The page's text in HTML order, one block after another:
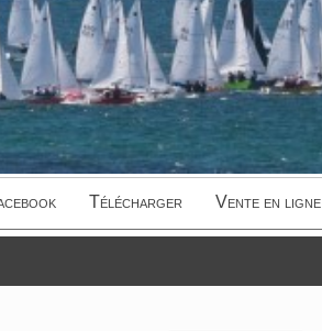
Télécharger Vente en ligne